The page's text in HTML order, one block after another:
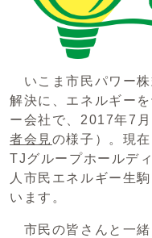
いこま市民パワー株
解決に、エネルギー
ー会社で、2017年7
者会見の様子）。現
TJグループホールデ
人市民エネルギー生
います。
市民の皆さんと一緒